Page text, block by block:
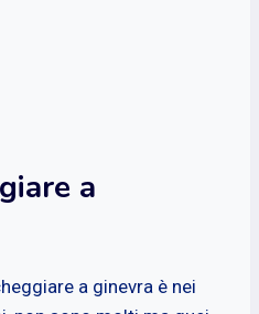
a
a ginevra è nei